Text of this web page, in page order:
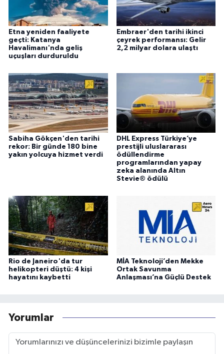
Etna yeniden faaliyete
geçti: Katanya
Havalimanı'nda geliş
uçuşları durduruldu
Embraer'den tarihi ikinci
çeyrek performansı: Gelir
2,2 milyar dolara ulaştı
Sabiha Gökçen'den tarihi
rekor: Bir günde 180 bine
yakın yolcuya hizmet verdi
DHL Express Türkiye’ye
prestijli uluslararası
ödüllendirme
programlarından yapay
zeka alanında Altın
Stevie® ödülü
Rio de Janeiro'da tur
helikopteri düştü: 4 kişi
hayatını kaybetti
MİA Teknoloji’den Mekke
Ortak Savunma
Anlaşması’na Güçlü Destek
Yorumlar